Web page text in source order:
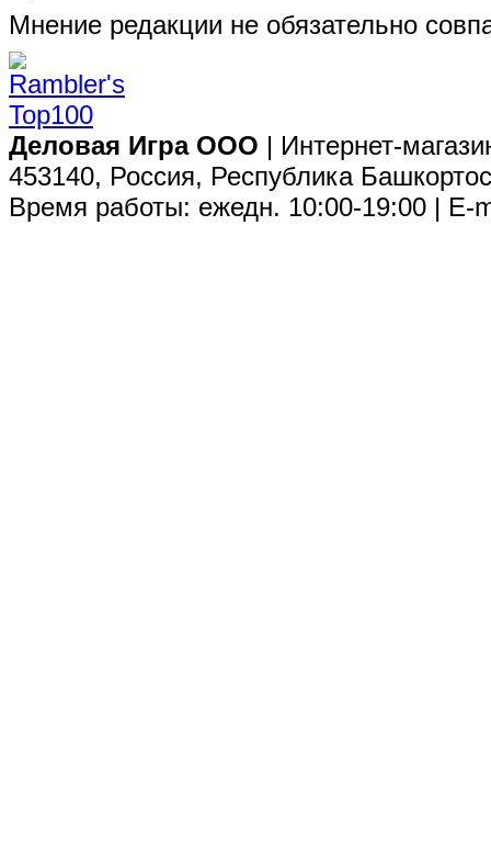
Мнение редакции не обязательно
Деловая Игра ООО | Интернет-
453140, Россия, Республика
Время работы: ежедн. 10:00-19:00 | E-